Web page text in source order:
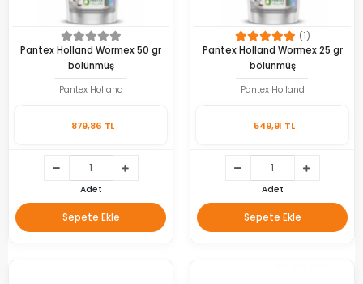
Pantex Holland Wormex 50 gr
bölünmüş
Pantex Holland
879,86 TL
Adet
Sepete Ekle
(1)
Pantex Holland Wormex 25 gr
bölünmüş
Pantex Holland
549,91 TL
Adet
Sepete Ekle